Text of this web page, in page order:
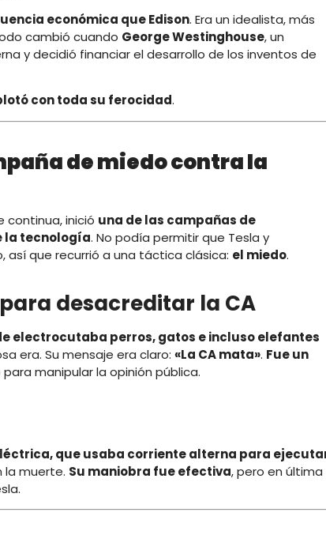
económica que Edison. Era un idealista, más
cambió cuando George Westinghouse, un
y decidió financiar el desarrollo de los inventos de
con toda su ferocidad.
de miedo contra la
continua, inició una de las campañas de
la tecnología. No podía permitir que Tesla y
así que recurrió a una táctica clásica: el miedo.
desacreditar la CA
electrocutaba perros, gatos e incluso elefantes
era. Su mensaje era claro: «La CA mata». Fue un
manipular la opinión pública.
que usaba corriente alterna para
la muerte. Su maniobra fue efectiva, pero en última